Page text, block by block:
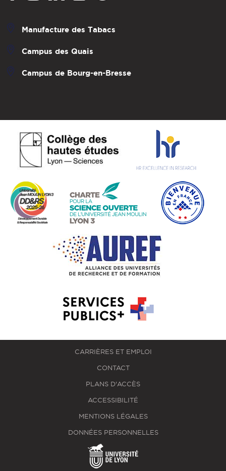
Manufacture des Tabacs
Campus des Quais
Campus de Bourg-en-Bresse
CARRIÈRES ET EMPLOI
CONTACT
PLANS D'ACCÈS
ACCESSIBILITÉ
MENTIONS LÉGALES
DONNÉES PERSONNELLES